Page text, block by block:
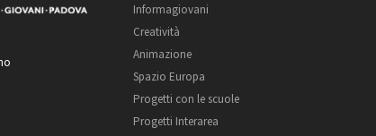
Informagiovani
Creatività
Animazione
Spazio Europa
Progetti con le scuole
Progetti Interarea